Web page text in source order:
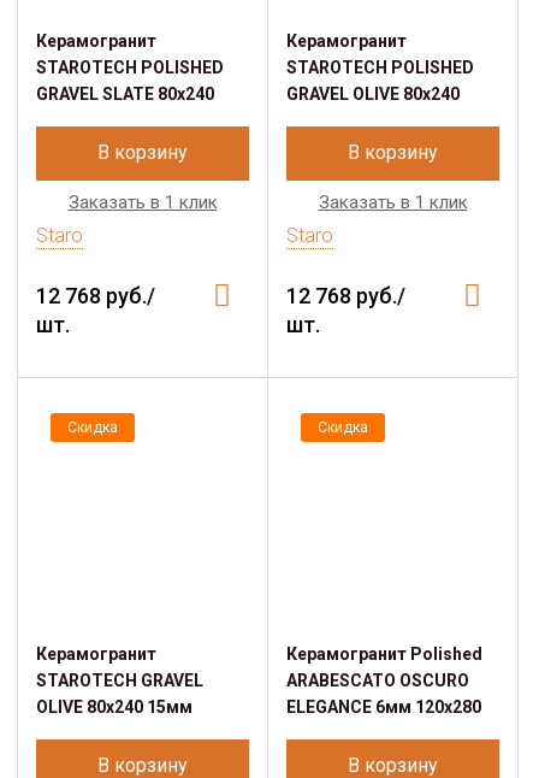
Керамогранит
STAROTECH POLISHED
GRAVEL SLATE 80х240
В корзину
Заказать в 1 клик
Staro
12 768 руб./
шт.
Керамогранит
STAROTECH POLISHED
GRAVEL OLIVE 80х240
В корзину
Заказать в 1 клик
Staro
12 768 руб./
шт.
Скидка
Керамогранит
STAROTECH GRAVEL
OLIVE 80х240 15мм
В корзину
Скидка
Керамогранит Polished
ARABESCATO OSCURO
ELEGANCE 6мм 120x280
В корзину